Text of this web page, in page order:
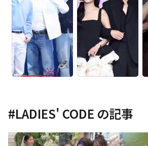
#LADIES' CODE の記事